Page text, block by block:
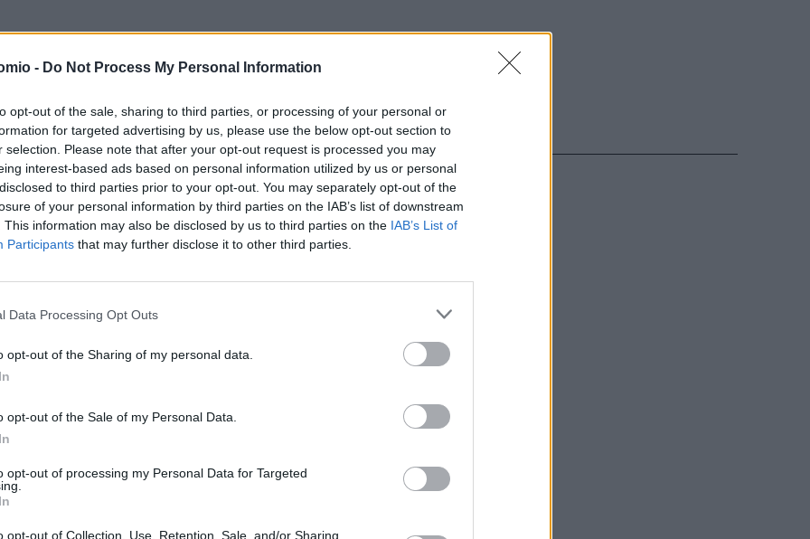
- Do Not Process My Personal Information
opt-out of the sale, sharing to third parties, or processing of your personal or
for targeted advertising by us, please use the below opt-out section to
selection. Please note that after your opt-out request is processed you may
interest-based ads based on personal information utilized by us or personal
to third parties prior to your opt-out. You may separately opt-out of the
of your personal information by third parties on the IAB’s list of downstream
This information may also be disclosed by us to third parties on the IAB’s List of
Participants that may further disclose it to other third parties.
Data Processing Opt Outs
opt-out of the Sharing of my personal data.
opt-out of the Sale of my Personal Data.
opt-out of processing my Personal Data for Targeted
opt-out of Collection, Use, Retention, Sale, and/or Sharing
το πλάνο
για το
Ελληνικός
– Στα 2,47
ευρώ οι
για 130